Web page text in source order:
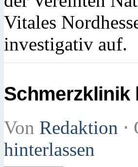
Vitales
investigativ auf.
Schmerzklinik
Von Redaktion ⋅
hinterlassen